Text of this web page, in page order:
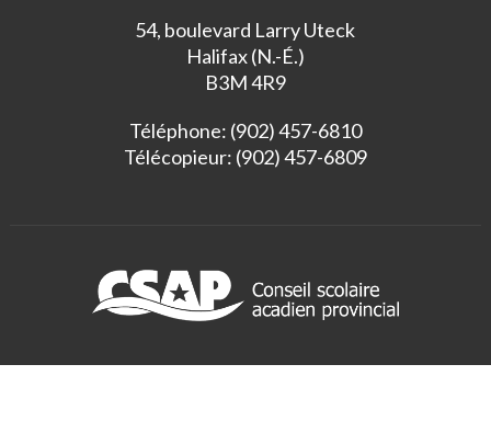
54, boulevard Larry Uteck
Halifax (N.-É.)
B3M 4R9
Téléphone: (902) 457-6810
Télécopieur: (902) 457-6809